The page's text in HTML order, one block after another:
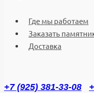
Где мы работаем
Заказать
Доставка
+7 (925) 381-33-08